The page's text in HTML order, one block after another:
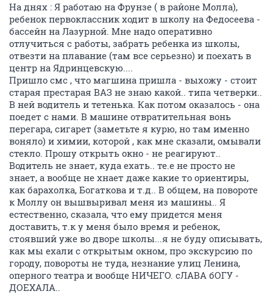
На днях : Я работаю на Фрунзе ( в районе Молла),
ребенок первоклассник ходит в школу на Федосеева -
бассейн на Лазурной. Мне надо оперативно
отлучиться с работы, забрать ребенка из школы,
отвезти на плавание (там все серьезно) и поехать в
центр на Ядринцевскую....
Пришло смс , что магшина пришла - выхожу - стоит
старая престарая ВАЗ не знаю какой.. типа четверки..
В ней водитель и тетенька. Как потом оказалось - она
поедет с нами. В машине отвратительная вонь
перегара, сигарет (заметьте я курю, но там именно
воняло) и химии, которой , как мне сказали, омывали
стекло. Прошу открыть окно - не реагируют..
Водитель не знает, куда ехать.. те.е не просто не
знает, а вообще не хнает даже какие то ориентиры,
как барахолка, Богаткова и т.д.. В общем, на повороте
к Моллу он вышвыривал меня из машины.. Я
естественно, сказала, что ему придется меня
доставить, т.к у меня было время и ребенок,
стоявший уже во дворе школы...я не буду описывать,
как мы ехали с открытым окном, про экскурсию по
городу, повороты не туда, незнание улиц Ленина,
оперного театра и вообще НИЧЕГО. сЛАВА бОГУ -
ДОЕХАЛА..